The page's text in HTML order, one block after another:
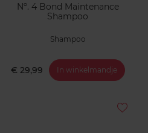
Nº. 4 Bond Maintenance
Shampoo
Shampoo
€ 29,99 In winkelmandje